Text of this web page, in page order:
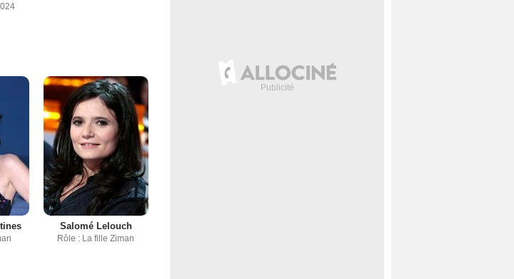
Salomé Lelouch
Rôle : La fille Ziman